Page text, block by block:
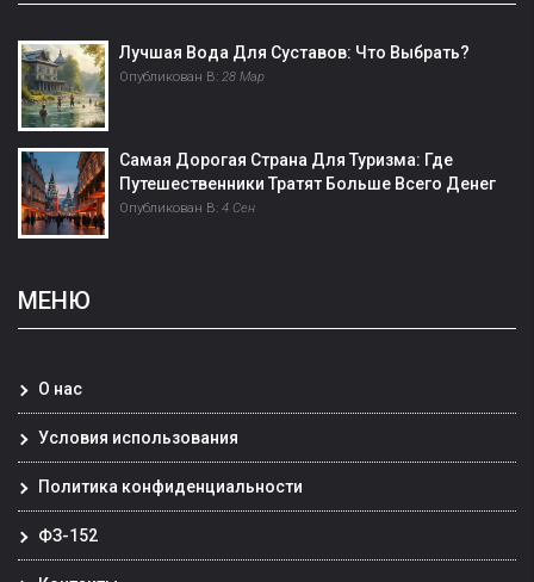
Лучшая Вода Для Суставов: Что Выбрать?
Опубликован В: 28 Мар
Самая Дорогая Страна Для Туризма: Где
Путешественники Тратят Больше Всего Денег
Опубликован В: 4 Сен
МЕНЮ
О нас
Условия использования
Политика конфиденциальности
ФЗ-152